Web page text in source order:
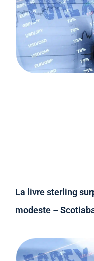
La livre sterling
modeste –